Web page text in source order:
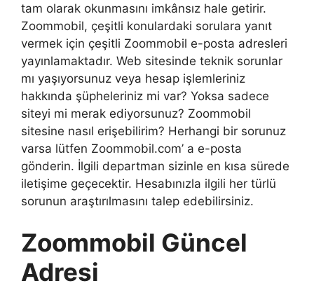
tam olarak okunmasını imkânsız hale getirir.
Zoommobil, çeşitli konulardaki sorulara yanıt
vermek için çeşitli Zoommobil e-posta adresleri
yayınlamaktadır. Web sitesinde teknik sorunlar
mı yaşıyorsunuz veya hesap işlemleriniz
hakkında şüpheleriniz mi var? Yoksa sadece
siteyi mi merak ediyorsunuz? Zoommobil
sitesine nasıl erişebilirim? Herhangi bir sorunuz
varsa lütfen Zoommobil.com’ a e-posta
gönderin. İlgili departman sizinle en kısa sürede
iletişime geçecektir. Hesabınızla ilgili her türlü
sorunun araştırılmasını talep edebilirsiniz.
Zoommobil Güncel
Adresi